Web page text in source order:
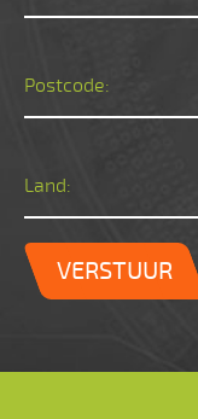
Postcode:
Land:
VERSTUUR